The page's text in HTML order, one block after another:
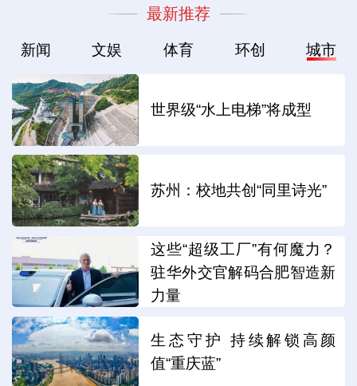
最新推荐
新闻 文娱 体育 环创 城市
世界级“水上电梯”将成型
苏州：校地共创“同里诗光”
这些“超级工厂”有何魔力？
驻华外交官解码合肥智造新
力量
生态守护 持续解锁高颜
值“重庆蓝”